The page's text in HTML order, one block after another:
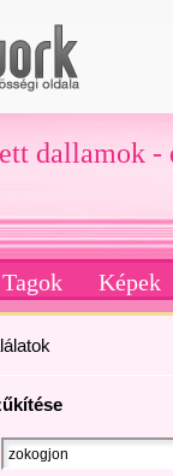
dallamok -
Tagok Képek